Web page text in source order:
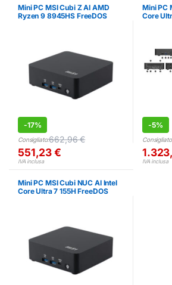
Mini PC MSI Cubi Z AI AMD
Ryzen 9 8945HS FreeDOS
-17%
Consigliato:662,96€
551,23€
IVA inclusa
Mini PC
Core
-5%
IVA inclusa
Mini PC MSI Cubi NUC AI Intel
Core Ultra 7 155H FreeDOS